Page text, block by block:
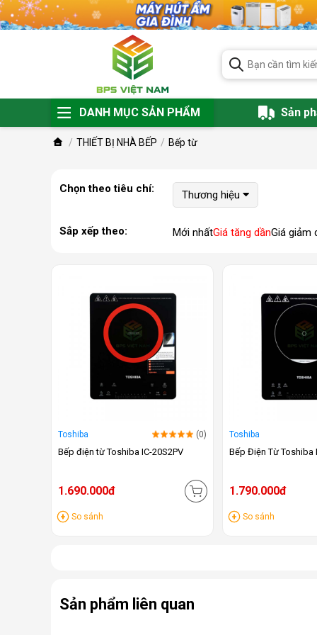
DANH MỤC SẢN PHẨM Sản
THIẾT BỊ NHÀ BẾP Bếp từ
Chọn theo tiêu chí: Thương hiệu
Sắp xếp theo: Mới nhấtGiá tăng dầnGiá giảm
Toshiba (0)
Bếp điện từ Toshiba IC-20S2PV
1.690.000đ
So sánh
Toshiba
Bếp Điện Từ Toshiba
1.790.000đ
So sánh
Sản phẩm liên quan